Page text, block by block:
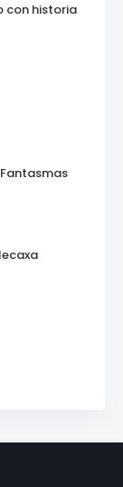
con historia